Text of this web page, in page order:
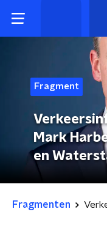
Fragment
Mark
en
Fragmenten